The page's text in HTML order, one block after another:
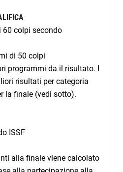
60 colpi secondo
di 50 colpi
programmi da il risultato. I
risultati per categoria
la finale (vedi sotto).
ISSF
alla finale viene calcolato